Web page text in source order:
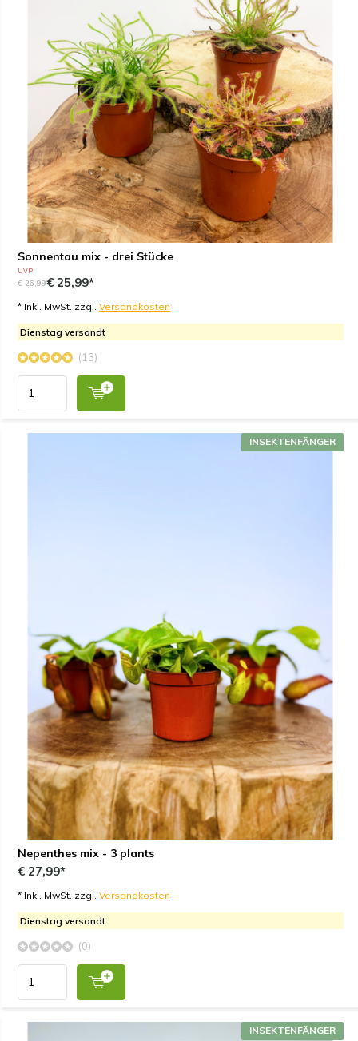
Sonnentau mix - drei Stücke
UVP
€ 26,99€ 25,99*
* Inkl. MwSt. zzgl. Versandkosten
Dienstag versandt
(13)
Nepenthes mix - 3 plants
INSEKTENFÄNGER
€ 27,99*
* Inkl. MwSt. zzgl. Versandkosten
Dienstag versandt
(0)
INSEKTENFÄNGER